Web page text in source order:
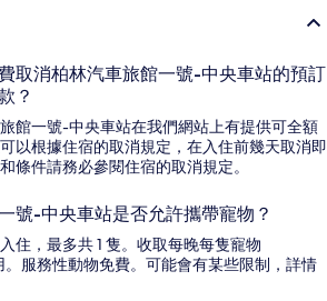
取消柏林汽車旅館一號-中央車站的預訂
？
館一號-中央車站在我們網站上有提供可全額
以根據住宿的取消規定，在入住前幾天取消即
條件請務必參閱住宿的取消規定。
號-中央車站是否允許攜帶寵物？
住，最多共 1 隻。收取每晚每隻寵物
。服務性動物免費。可能會有某些限制，詳情